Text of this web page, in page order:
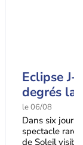
Eclipse J-
degrés la
t-elle
l'éclipse
le 06/08
Dans six
spectacle rare
de Soleil